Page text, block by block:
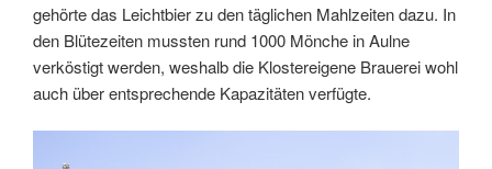
gehörte das Leichtbier zu den täglichen Mahlzeiten dazu. In
den Blütezeiten mussten rund 1000 Mönche in Aulne
verköstigt werden, weshalb die Klostereigene Brauerei wohl
auch über entsprechende Kapazitäten verfügte.